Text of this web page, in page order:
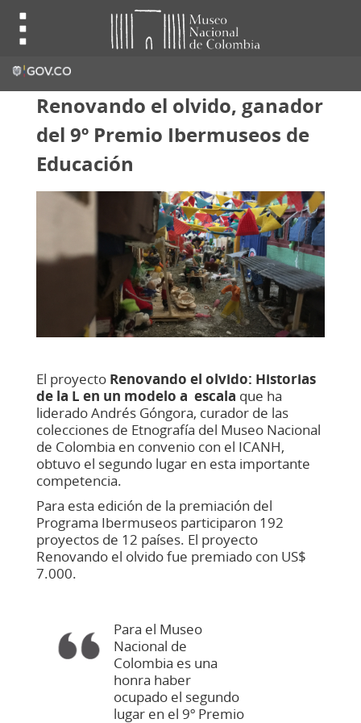
Renovando el olvido, ganador
del 9º Premio Ibermuseos de
Educación
El proyecto Renovando el olvido: Historias
de la L en un modelo a escala que ha
liderado Andrés Góngora, curador de las
colecciones de Etnografía del Museo Nacional
de Colombia en convenio con el ICANH,
obtuvo el segundo lugar en esta importante
competencia.
Para esta edición de la premiación del
Programa Ibermuseos participaron 192
proyectos de 12 países. El proyecto
Renovando el olvido fue premiado con US$
7.000.
Para el Museo
Nacional de
Colombia es una
honra haber
ocupado el segundo
lugar en el 9º Premio